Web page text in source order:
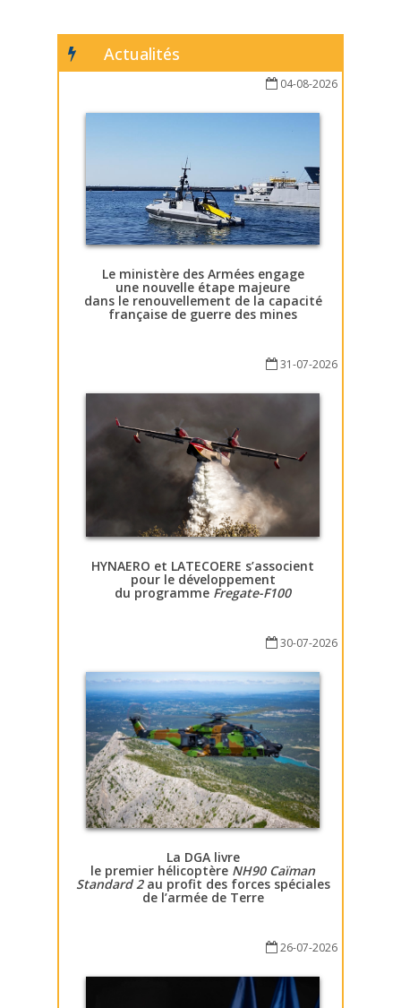
Actualités
04-08-2026
Le ministère des Armées engage
une nouvelle étape majeure
dans le renouvellement de la capacité
française de guerre des mines
31-07-2026
HYNAERO et LATECOERE s’associent
pour le développement
du programme Fregate-F100
30-07-2026
La DGA livre
le premier hélicoptère NH90 Caïman
Standard 2au profit des forces spéciales
de l’armée de Terre
26-07-2026